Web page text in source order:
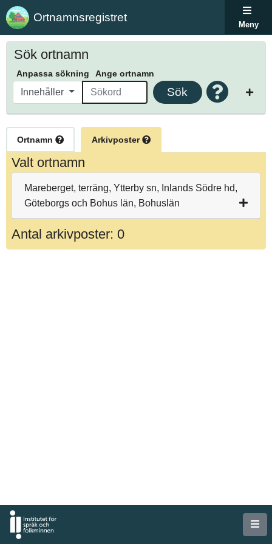
Ortnamnsregistret
Meny
Sök ortnamn
Anpassa sökning Ange ortnamn
Innehåller Sök
Ortnamn Arkivposter
Valt ortnamn
Mareberget, terräng, Ytterby sn, Inlands Södre hd,
Göteborgs och Bohus län, Bohuslän
Antal arkivposter: 0